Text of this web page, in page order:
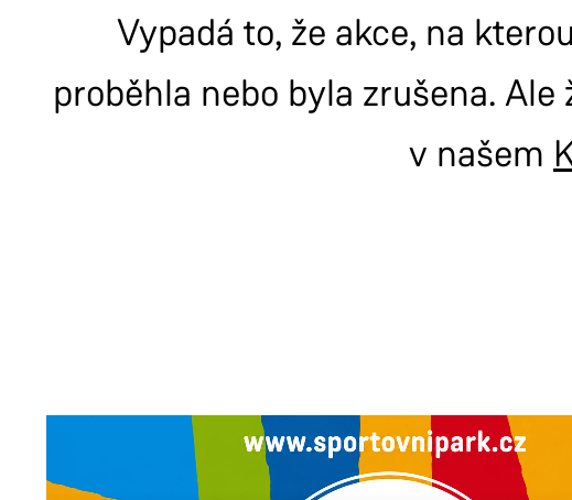
Vypadá to, že akce, na
proběhla nebo byla zrušena.
v našem